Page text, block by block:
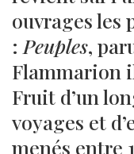
ouvrages les
: Peuples,
Flammarion
Fruit d’un
voyages et
menés entre